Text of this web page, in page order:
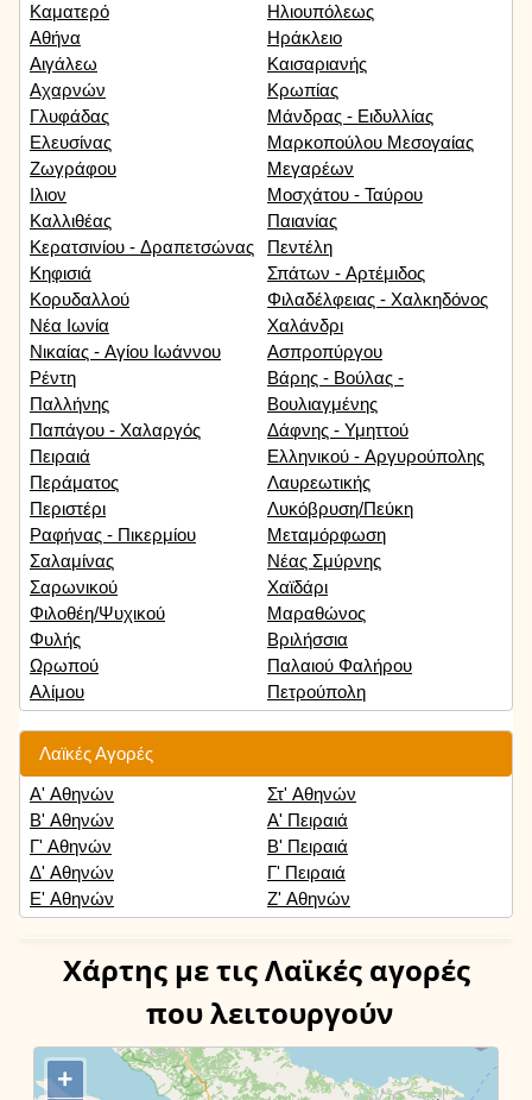
Καματερό
Αθήνα
Αιγάλεω
Αχαρνών
Γλυφάδας
Ελευσίνας
Ζωγράφου
Ιλιον
Καλλιθέας
Κερατσινίου - Δραπετσώνας
Κηφισιά
Κορυδαλλού
Νέα Ιωνία
Νικαίας - Αγίου Ιωάννου
Ρέντη
Παλλήνης
Παπάγου - Χαλαργός
Πειραιά
Περάματος
Περιστέρι
Ραφήνας - Πικερμίου
Σαλαμίνας
Σαρωνικού
Φιλοθέη/Ψυχικού
Φυλής
Ωρωπού
Αλίμου
Ηλιουπόλεως
Ηράκλειο
Καισαριανής
Κρωπίας
Μάνδρας - Ειδυλλίας
Μαρκοπούλου Μεσογαίας
Μεγαρέων
Μοσχάτου - Ταύρου
Παιανίας
Πεντέλη
Σπάτων - Αρτέμιδος
Φιλαδέλφειας - Χαλκηδόνος
Χαλάνδρι
Ασπροπύργου
Βάρης - Βούλας -
Βουλιαγμένης
Δάφνης - Υμηττού
Ελληνικού - Αργυρούπολης
Λαυρεωτικής
Λυκόβρυση/Πεύκη
Μεταμόρφωση
Νέας Σμύρνης
Χαϊδάρι
Μαραθώνος
Βριλήσσια
Παλαιού Φαλήρου
Πετρούπολη
Λαϊκές Αγορές
Α' Αθηνών
Β' Αθηνών
Γ' Αθηνών
Δ' Αθηνών
Ε' Αθηνών
Στ' Αθηνών
Α' Πειραιά
Β' Πειραιά
Γ' Πειραιά
Ζ' Αθηνών
Χάρτης με τις Λαϊκές αγορές
που λειτουργούν
+